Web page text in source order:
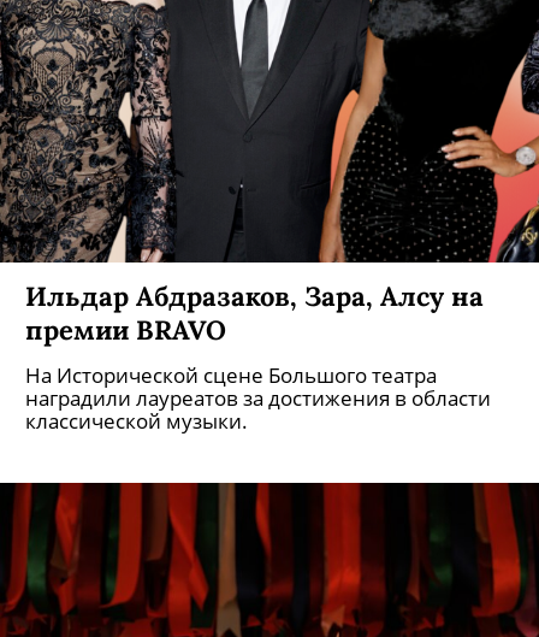
Ильдар Абдразаков, Зара, Алсу на
премии BRAVO
На Исторической сцене Большого театра
наградили лауреатов за достижения в области
классической музыки.